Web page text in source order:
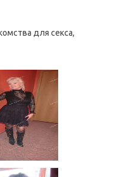
для секса,